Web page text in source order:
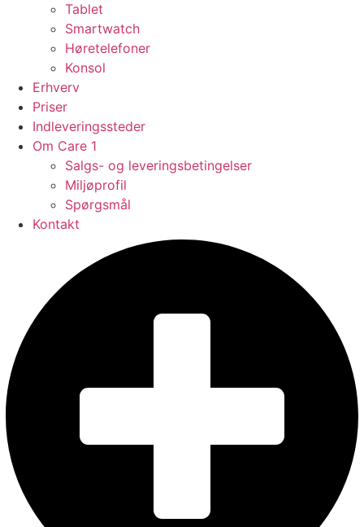
Tablet
Smartwatch
Høretelefoner
Konsol
Erhverv
Priser
Indleveringssteder
Om Care 1
Salgs- og leveringsbetingelser
Miljøprofil
Spørgsmål
Kontakt